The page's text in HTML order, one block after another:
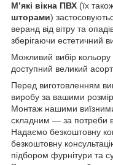
М’які вікна ПВХ (їх
шторами)
веранд від вітру та
зберігаючи естетичний
Можливий вибір кольору
доступний великий
Перед виготовленням
виробу за вашими
Монтаж нашими
складним — за потреби
Надаємо безкоштовну
безкоштовну
підбором фурнітури та